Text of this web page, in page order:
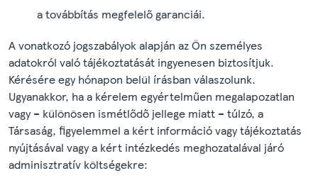
a továbbítás megfelelő garanciái.
A vonatkozó jogszabályok alapján az Ön személyes
adatokról való tájékoztatását ingyenesen biztosítjuk.
Kérésére egy hónapon belül írásban válaszolunk.
Ugyanakkor, ha a kérelem egyértelműen megalapozatlan
vagy – különösen ismétlődő jellege miatt – túlzó, a
Társaság, figyelemmel a kért információ vagy tájékoztatás
nyújtásával vagy a kért intézkedés meghozatalával járó
adminisztratív költségekre: